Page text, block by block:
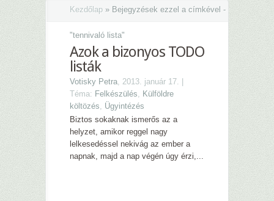
Kezdőlap » Bejegyzések ezzel a címkével -
"tennivaló lista"
Azok a bizonyos TODO
listák
Votisky Petra, 2013. január 17. |
Téma: Felkészülés, Külföldre
költözés, Ügyintézés
Biztos sokaknak ismerős az a
helyzet, amikor reggel nagy
lelkesedéssel nekivág az ember a
napnak, majd a nap végén úgy érzi,...